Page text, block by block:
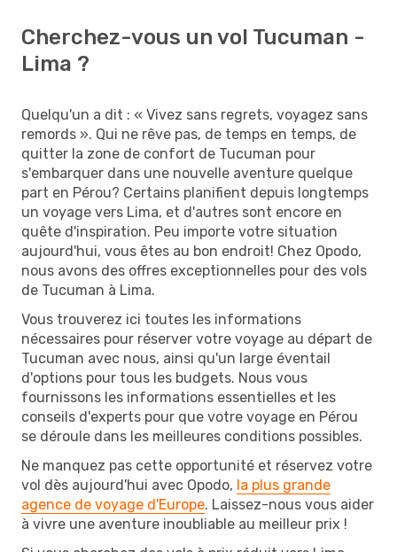
Cherchez-vous un vol Tucuman -
Lima ?
Quelqu'un a dit : « Vivez sans regrets, voyagez sans
remords ». Qui ne rêve pas, de temps en temps, de
quitter la zone de confort de Tucuman pour
s'embarquer dans une nouvelle aventure quelque
part en Pérou? Certains planifient depuis longtemps
un voyage vers Lima, et d'autres sont encore en
quête d'inspiration. Peu importe votre situation
aujourd'hui, vous êtes au bon endroit! Chez Opodo,
nous avons des offres exceptionnelles pour des vols
de Tucuman à Lima.
Vous trouverez ici toutes les informations
nécessaires pour réserver votre voyage au départ de
Tucuman avec nous, ainsi qu'un large éventail
d'options pour tous les budgets. Nous vous
fournissons les informations essentielles et les
conseils d'experts pour que votre voyage en Pérou
se déroule dans les meilleures conditions possibles.
Ne manquez pas cette opportunité et réservez votre
vol dès aujourd'hui avec Opodo, la plus grande
agence de voyage d'Europe. Laissez-nous vous aider
à vivre une aventure inoubliable au meilleur prix !